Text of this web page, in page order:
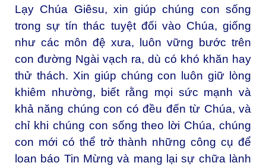
Lạy Chúa Giêsu, xin giúp chúng con sống
trong sự tín thác tuyệt đối vào Chúa, giống
như các môn đệ xưa, luôn vững bước trên
con đường Ngài vạch ra, dù có khó khăn hay
thử thách. Xin giúp chúng con luôn giữ lòng
khiêm nhường, biết rằng mọi sức mạnh và
khả năng chúng con có đều đến từ Chúa, và
chỉ khi chúng con sống theo lời Chúa, chúng
con mới có thể trở thành những công cụ để
loan báo Tin Mừng và mang lại sự chữa lành